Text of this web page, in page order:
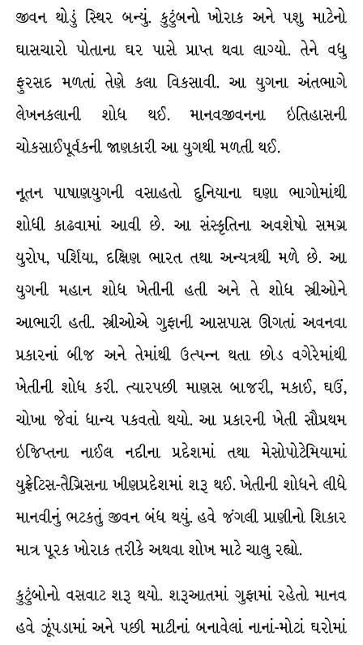
જીવન થોડું સ્થિર બન્યું. કુટુંબનો ખોરાક અને પશુ માટેનો
ઘાસચારો પોતાના ઘર પાસે પ્રાપ્ત થવા લાગ્યો. તેને વધુ
ફુરસદ મળતાં તેણે કલા વિકસાવી. આ યુગના અંતભાગે
લેખનકલાની શોધ થઈ. માનવજીવનના ઇતિહાસની
ચોકસાઈપૂર્વકની જાણકારી આ યુગથી મળતી થઈ.
નૂતન પાષાણયુગની વસાહતો દુનિયાના ઘણા ભાગોમાંથી
શોધી કાઢવામાં આવી છે. આ સંસ્કૃતિના અવશેષો સમગ્ર
યુરોપ, પર્શિયા, દક્ષિણ ભારત તથા અન્યત્રથી મળે છે. આ
યુગની મહાન શોધ ખેતીની હતી અને તે શોધ સ્ત્રીઓને
આભારી હતી. સ્ત્રીઓએ ગુફાની આસપાસ ઊગતાં અવનવા
પ્રકારનાં બીજ અને તેમાંથી ઉત્પન્ન થતા છોડ વગેરેમાંથી
ખેતીની શોધ કરી. ત્યારપછી માણસ બાજરી, મકાઈ, ઘઉં,
ચોખા જેવાં ધાન્ય પકવતો થયો. આ પ્રકારની ખેતી સૌપ્રથમ
ઇજિપ્તના નાઈલ નદીના પ્રદેશમાં તથા મેસોપોટેમિયામાં
યુફ્રેટિસ-તૈગ્રિસના ખીણપ્રદેશમાં શરૂ થઈ. ખેતીની શોધને લીધે
માનવીનું ભટકતું જીવન બંધ થયું. હવે જંગલી પ્રાણીનો શિકાર
માત્ર પૂરક ખોરાક તરીકે અથવા શોખ માટે ચાલુ રહ્યો.
કુટુંબોનો વસવાટ શરૂ થયો. શરૂઆતમાં ગુફામાં રહેતો માનવ
હવે ઝૂંપડામાં અને પછી માટીનાં બનાવેલાં નાનાં-મોટાં ઘરોમાં